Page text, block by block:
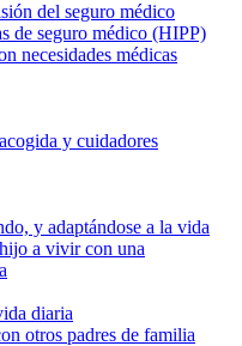
del seguro médico
de seguro médico (HIPP)
necesidades médicas
y cuidadores
y adaptándose a la vida
a vivir con una
diaria
otros padres de familia